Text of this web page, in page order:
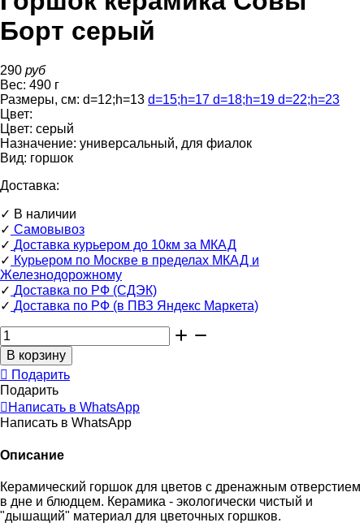
Борт серый
290 руб
Вес: 490 г
Размеры, см: d=12;h=13 d=15;h=17 d=18;h=19 d=22;h=23
Цвет:
Цвет: серый
Назначение: универсальный, для фиалок
Вид: горшок
Доставка:
✓ В наличии
✓ Самовывоз
✓ Доставка курьером до 10км за МКАД
✓ Курьером по Москве в пределах МКАД и
Железнодорожному
✓ Доставка по РФ (СДЭК)
✓ Доставка по РФ (в ПВЗ Яндекс Маркета)
Подарить
Подарить
Написать в WhatsApp
Написать в WhatsApp
Описание
Керамический горшок для цветов c дренажным отверстием
в дне и блюдцем. Керамика - экологически чистый и
"дышащий" материал для цветочных горшков.